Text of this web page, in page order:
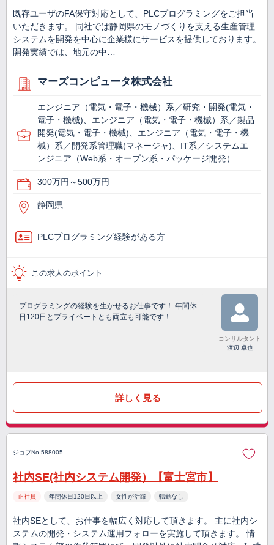
既存ユーザのFA保守対応として、PLCプログラミングをご担当
いただきます。 同社では静岡県のモノづくりを支える生産管理
システムを開発を中心に企業様にサービスを提供しております。
開発実績では、地元の中…
マーズコンピュータ株式会社
エンジニア（電気・電子・機械）系／研究・開発(電気・
電子・機械)、エンジニア（電気・電子・機械）系／製品
開発(電気・電子・機械)、エンジニア（電気・電子・機
械）系／開発系管理職(マネージャ)、IT系／システムエ
ンジニア（Web系・オープン系・パッケージ開発）
300万円～500万円
静岡県
PLCプログラミング経験がある方
この求人のポイント
プログラミングの経験を生かせるお仕事です！ 年間休
日120日とプライベートとも両立も可能です！
コンサルタント
渡辺 卓也
詳しく見る
ジョブNo.588005
社内SE(社内システム開発）【富士宮市】
正社員 年間休日120日以上 女性が活躍 転勤なし
社内SEとして、お仕事を幅広く対応して頂きます。 主に社内シ
ステムの開発・システム運用フォローを実施して頂きます。 情